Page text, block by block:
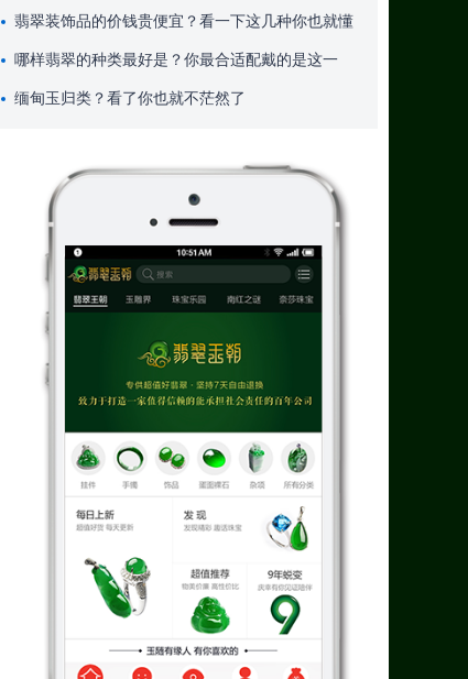
因素之迷恋?
翡翠装饰品的价钱贵便宜？看一下这几种你也就懂
了
哪样翡翠的种类最好是？你最合适配戴的是这一
缅甸玉归类？看了你也就不茫然了